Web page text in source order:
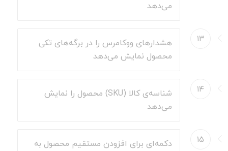
می‌دهد
۱۳
هشدارهای ووکامرس را در برگه‌های تکی
محصول نمایش می‌دهد
۱۴
شناسه‌ی کالا (SKU) محصول را نمایش
می‌دهد
۱۵
دکمه‌ای برای افزودن مستقیم محصول به